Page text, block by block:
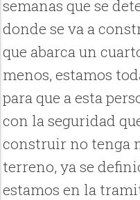
semanas que se
donde se va a
que abarca un
menos, estamos
para que a esta
con la seguridad
construir no tenga
terreno, ya se
estamos en la